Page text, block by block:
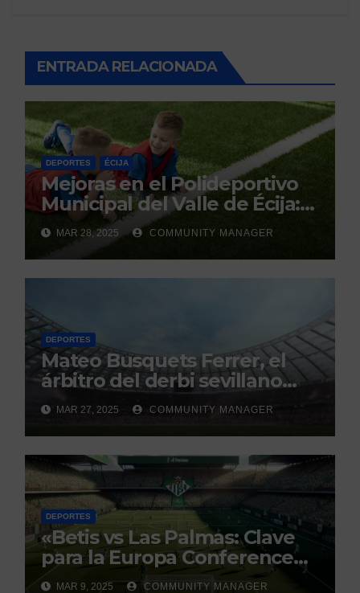
ENTRADA RELACIONADA
DEPORTES ÉCIJA
Mejoras en el Polideportivo
Municipal del Valle de Écija:
Renovación y Mantenimiento
Continuo.
MAR 28, 2025 COMMUNITY MANAGER
DEPORTES
Mateo Busquets Ferrer, el
árbitro del derbi sevillano
con un historial que genera
debate
MAR 27, 2025 COMMUNITY MANAGER
DEPORTES
«Betis vs Las Palmas: Clave
para la Europa Conference
League»
MAR 9, 2025 COMMUNITY MANAGER